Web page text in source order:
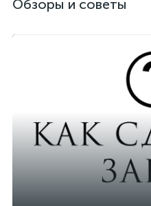
Обзоры и советы